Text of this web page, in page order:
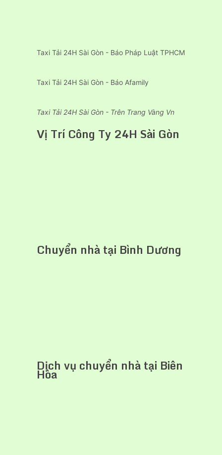
Taxi Tải 24H Sài Gòn - Báo Pháp Luật TPHCM
Taxi Tải 24H Sài Gòn - Báo Afamily
Taxi Tải 24H Sài Gòn - Trên Trang Vàng Vn
Vị Trí Công Ty 24H Sài Gòn
Chuyển nhà tại Bình Dương
Dịch vụ chuyển nhà tại Biên
Hòa